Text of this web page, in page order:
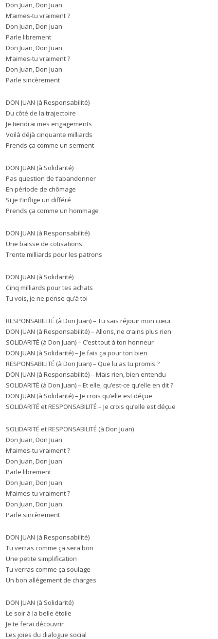
Don Juan, Don Juan
M’aimes-tu vraiment ?
Don Juan, Don Juan
Parle librement
Don Juan, Don Juan
M’aimes-tu vraiment ?
Don Juan, Don Juan
Parle sincèrement
DON JUAN (à Responsabilité)
Du côté de la trajectoire
Je tiendrai mes engagements
Voilà déjà cinquante milliards
Prends ça comme un serment
DON JUAN (à Solidarité)
Pas question de t’abandonner
En période de chômage
Si je t’inflige un différé
Prends ça comme un hommage
DON JUAN (à Responsabilité)
Une baisse de cotisations
Trente milliards pour les patrons
DON JUAN (à Solidarité)
Cinq milliards pour tes achats
Tu vois, je ne pense qu’à toi
RESPONSABILITÉ (à Don Juan) – Tu sais réjouir mon cœur
DON JUAN (à Responsabilité) – Allons, ne crains plus rien
SOLIDARITÉ (à Don Juan) – C’est tout à ton honneur
DON JUAN (à Solidarité) – Je fais ça pour ton bien
RESPONSABILITÉ (à Don Juan) – Que lu as tu promis ?
DON JUAN (à Responsabilité) – Mais rien, bien entendu
SOLIDARITÉ (à Don Juan) – Et elle, qu’est-ce qu’elle en dit ?
DON JUAN (à Solidarité) – Je crois qu’elle est déçue
SOLIDARITÉ et RESPONSABILITÉ – Je crois qu’elle est déçue
SOLIDARITÉ et RESPONSABILITÉ (à Don Juan)
Don Juan, Don Juan
M’aimes-tu vraiment ?
Don Juan, Don Juan
Parle librement
Don Juan, Don Juan
M’aimes-tu vraiment ?
Don Juan, Don Juan
Parle sincèrement
DON JUAN (à Responsabilité)
Tu verras comme ça sera bon
Une petite simplification
Tu verras comme ça soulage
Un bon allégement de charges
DON JUAN (à Solidarité)
Le soir à la belle étoile
Je te ferai découvrir
Les joies du dialogue social